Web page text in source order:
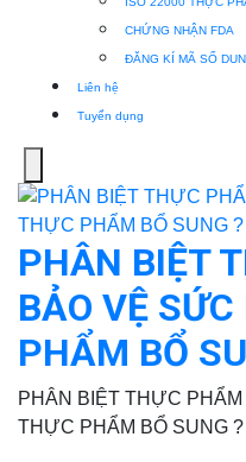
CHỨNG NHẬN FDA
ĐĂNG KÍ MÃ SỐ
Liên hệ
Tuyển dụng
PHÂN BIỆT
BẢO VỆ
PHẨM BỔ
PHÂN BIỆT THỰC
THỰC PHẨM BỔ SUNG ?